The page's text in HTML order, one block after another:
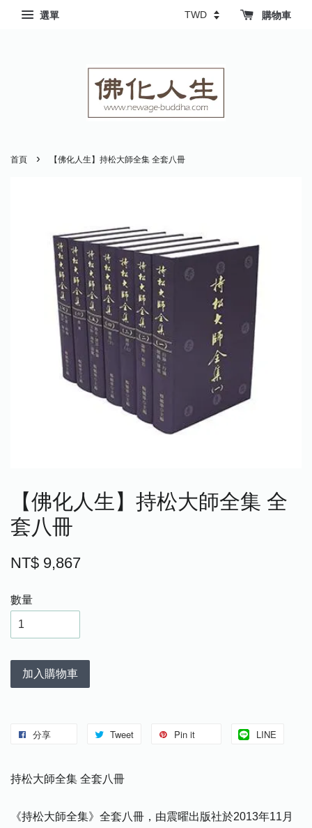
選單 購物車
首頁 › 【佛化人生】持松大師全集 全套八冊
【佛化人生】持松大師全集 全
套八冊
NT$ 9,867
數量
加入購物車
分享 Tweet Pin it LINE
持松大師全集 全套八冊
《持松大師全集》全套八冊，由震曜出版社於2013年11月